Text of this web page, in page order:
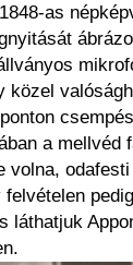
as
közel
a mellvéd
volna,
láthatjuk